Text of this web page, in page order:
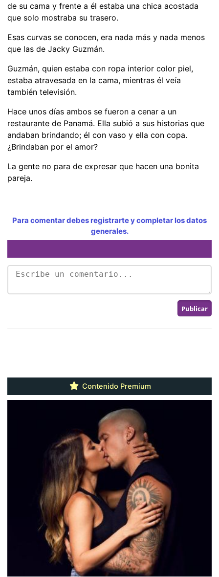
de su cama y frente a él estaba una chica acostada
que solo mostraba su trasero.
Esas curvas se conocen, era nada más y nada menos
que las de Jacky Guzmán.
Guzmán, quien estaba con ropa interior color piel,
estaba atravesada en la cama, mientras él veía
también televisión.
Hace unos días ambos se fueron a cenar a un
restaurante de Panamá. Ella subió a sus historias que
andaban brindando; él con vaso y ella con copa.
¿Brindaban por el amor?
La gente no para de expresar que hacen una bonita
pareja.
Para comentar debes registrarte y completar los datos
generales.
Contenido Premium